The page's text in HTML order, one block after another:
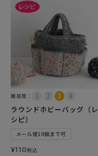
難易度：
ラウンドホビーバッグ（レ
シピ）
メール便10個まで可
¥110税込